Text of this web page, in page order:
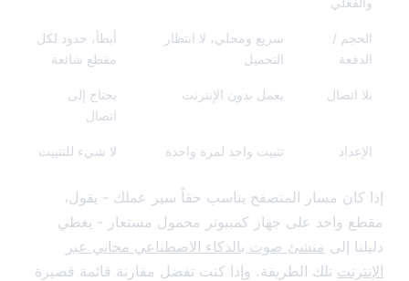
سريع ومحلي، لا انتظار
أبطأ، حدود لكل
مقطع شائعة
يعمل بدون الإنترنت
تثبيت واحد لمرة واحدة لا شيء للتثبيت
مسار المتصفح يناسب حقاً سير عملك - يقول،
واحد على جهاز كمبيوتر محمول مستعار - يغطي
إلىمنشئ صوت بالذكاء الاصطناعي مجاني عبر
تلك الطريقة. وإذا كنت تفضل مقارنة قائمة قصيرة